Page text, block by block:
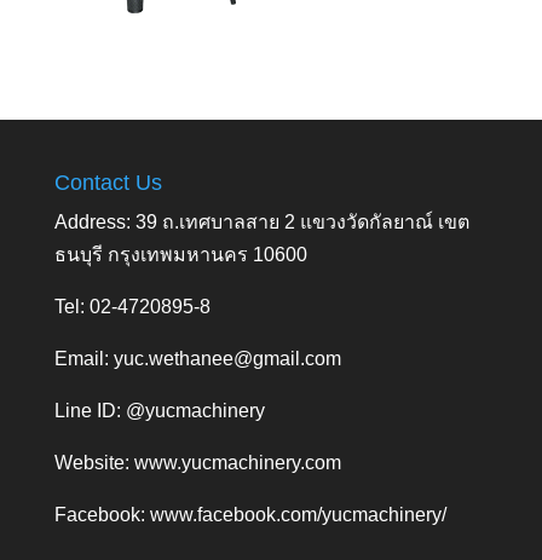
Contact Us
Address: 39 ถ.เทศบาลสาย 2 แขวงวัดกัลยาณ์ เขต
ธนบุรี กรุงเทพมหานคร 10600
Tel: 02-4720895-8
Email: yuc.wethanee@gmail.com
Line ID: @yucmachinery
Website: www.yucmachinery.com
Facebook: www.facebook.com/yucmachinery/